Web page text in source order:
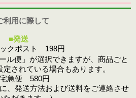
利用に際して
■発送
クポスト 198円
ル便」が選択できますが、商品ごと
されている場合もあります。
急便 580円
、発送方法および送料をご連絡させ